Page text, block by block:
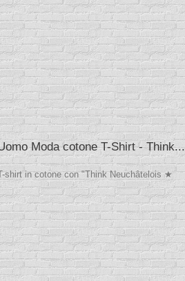
Moda cotone T-Shirt - Think...
shirt in cotone con "Think Neuchâtelois ★